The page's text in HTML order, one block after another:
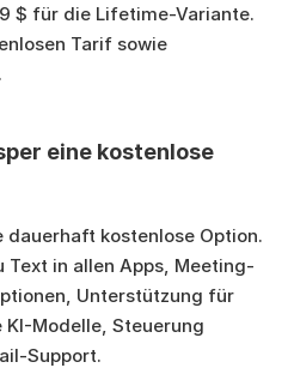
$ für die Lifetime-Variante.
Tarif sowie
eine kostenlose
dauerhaft kostenlose Option.
Text in allen Apps, Meeting-
Unterstützung für
KI-Modelle, Steuerung
Support.